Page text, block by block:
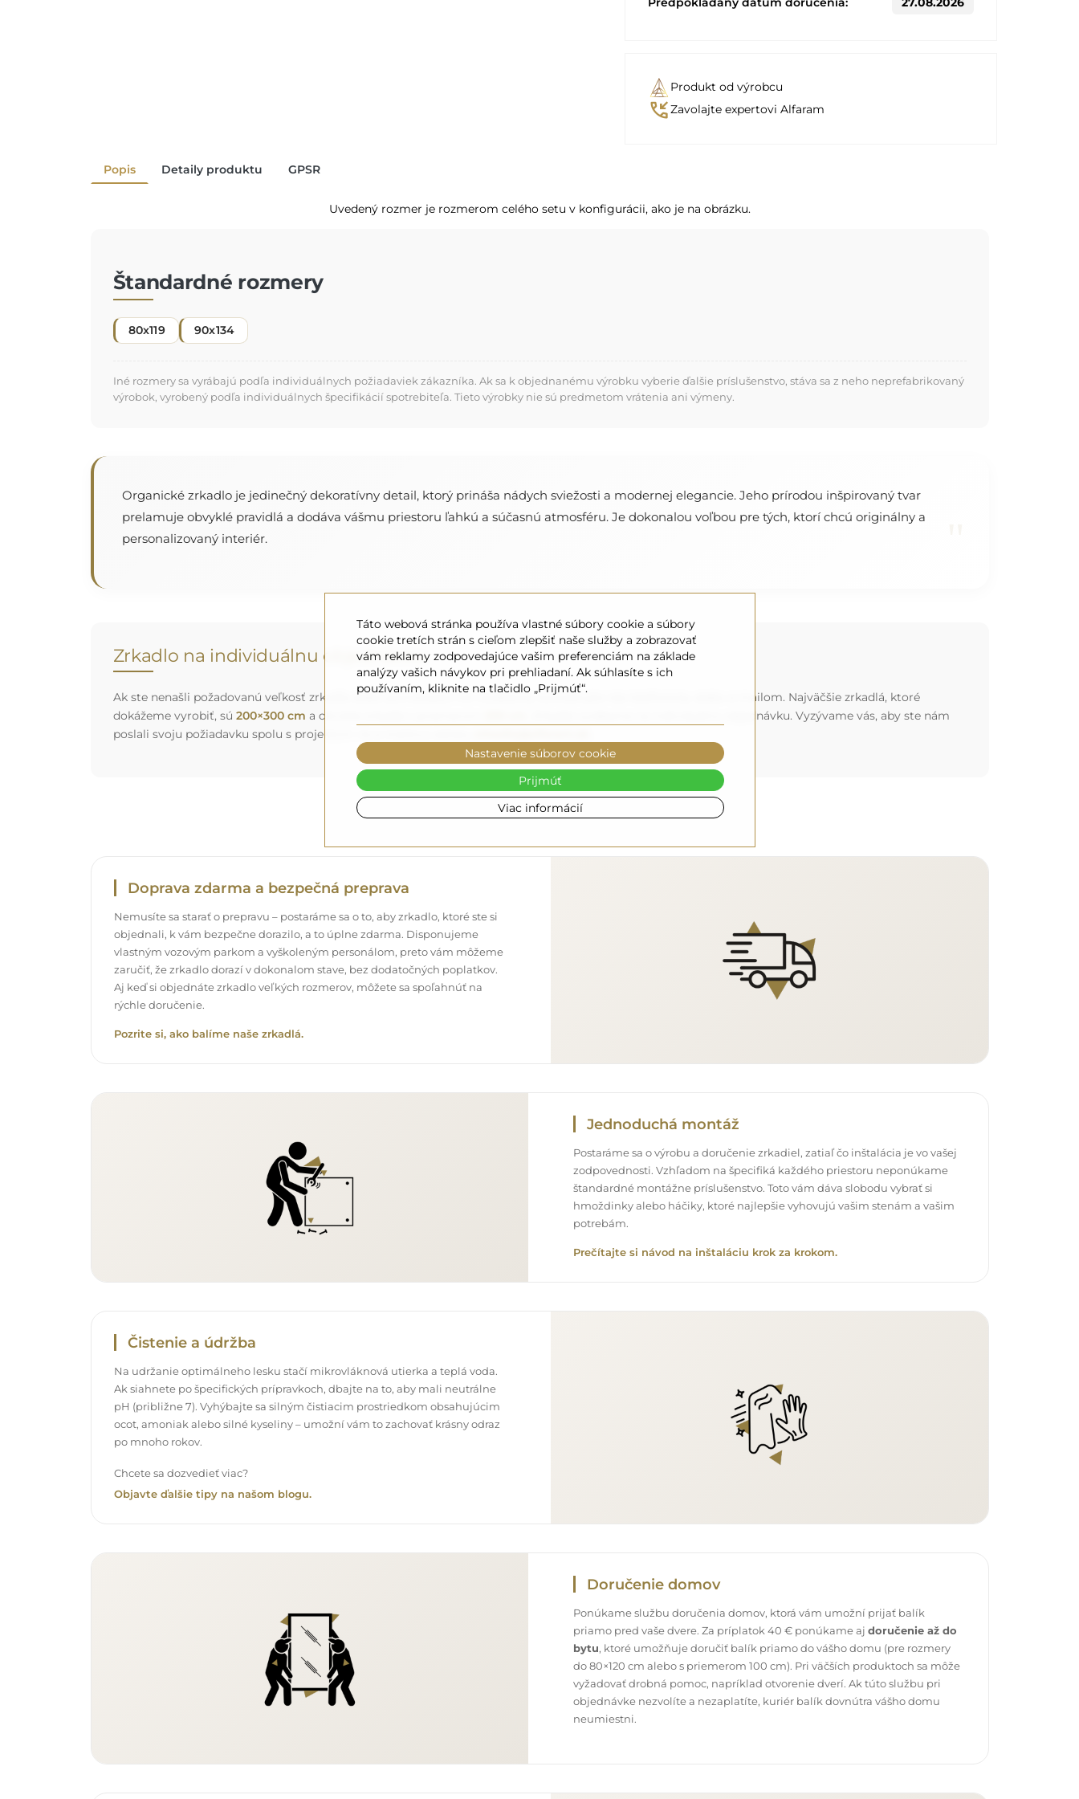
Produkt od výrobcu
phone_callbackZavolajte expertovi Alfaram
Popis Detaily produktu GPSR
Uvedený rozmer je rozmerom celého setu v konfigurácii, ako je na obrázku.
Štandardné rozmery
80x119 90x134
Iné rozmery sa vyrábajú podľa individuálnych požiadaviek zákazníka. Ak sa k objednanému výrobku vyberie ďalšie príslušenstvo, stáva sa z neho neprefabrikovaný
výrobok, vyrobený podľa individuálnych špecifikácií spotrebiteľa. Tieto výrobky nie sú predmetom vrátenia ani výmeny.
Organické zrkadlo je jedinečný dekoratívny detail, ktorý prináša nádych sviežosti a modernej elegancie. Jeho prírodou inšpirovaný tvar
prelamuje obvyklé pravidlá a dodáva vášmu priestoru ľahkú a súčasnú atmosféru. Je dokonalou voľbou pre tých, ktorí chcú originálny a
personalizovaný interiér.
Zrkadlo na individuálnu objednávku
Ak ste nenašli požadovanú veľkosť zrkadla alebo potrebujete iné rozdelenie, kontaktujte nás telefonicky alebo e-mailom. Najväčšie zrkadlá, ktoré
dokážeme vyrobiť, sú 200×300 cm a okrúhle zrkadlá s priemerom
. Zrkadlá vyrábame na individuálnu objednávku. Vyzývame vás, aby ste nám
poslali svoju požiadavku spolu s projektom na e-mailovú adresu
Doprava zdarma a bezpečná preprava
Nemusíte sa starať o prepravu – postaráme sa o to, aby zrkadlo, ktoré ste si
objednali, k vám bezpečne dorazilo, a to úplne zdarma. Disponujeme
vlastným vozovým parkom a vyškoleným personálom, preto vám môžeme
zaručiť, že zrkadlo dorazí v dokonalom stave, bez dodatočných poplatkov.
Aj keď si objednáte zrkadlo veľkých rozmerov, môžete sa spoľahnúť na
rýchle doručenie.
Pozrite si, ako balíme naše zrkadlá.
Jednoduchá montáž
Postaráme sa o výrobu a doručenie zrkadiel, zatiaľ čo inštalácia je vo vašej
zodpovednosti. Vzhľadom na špecifiká každého priestoru neponúkame
štandardné montážne príslušenstvo. Toto vám dáva slobodu vybrať si
hmoždinky alebo háčiky, ktoré najlepšie vyhovujú vašim stenám a vašim
potrebám.
Prečítajte si návod na inštaláciu krok za krokom.
Čistenie a údržba
Na udržanie optimálneho lesku stačí mikrovláknová utierka a teplá voda.
Ak siahnete po špecifických prípravkoch, dbajte na to, aby mali neutrálne
pH (približne 7). Vyhýbajte sa silným čistiacim prostriedkom obsahujúcim
ocot, amoniak alebo silné kyseliny – umožní vám to zachovať krásny odraz
po mnoho rokov.
Chcete sa dozvedieť viac?
Objavte ďalšie tipy na našom blogu.
Doručenie domov
Ponúkame službu doručenia domov, ktorá vám umožní prijať balík
priamo pred vaše dvere. Za príplatok 40 € ponúkame aj doručenie až do
bytu, ktoré umožňuje doručiť balík priamo do vášho domu (pre rozmery
do 80×120 cm alebo s priemerom 100 cm). Pri väčších produktoch sa môže
vyžadovať drobná pomoc, napríklad otvorenie dverí. Ak túto službu pri
objednávke nezvolíte a nezaplatíte, kuriér balík dovnútra vášho domu
neumiestni.
Táto webová stránka používa vlastné súbory cookie a súbory
cookie tretích strán s cieľom zlepšiť naše služby a zobrazovať
vám reklamy zodpovedajúce vašim preferenciám na základe
analýzy vašich návykov pri prehliadaní. Ak súhlasíte s ich
používaním, kliknite na tlačidlo „Prijmúť“.
Viac informácií
Nastavenie súborov cookie
Prijmúť